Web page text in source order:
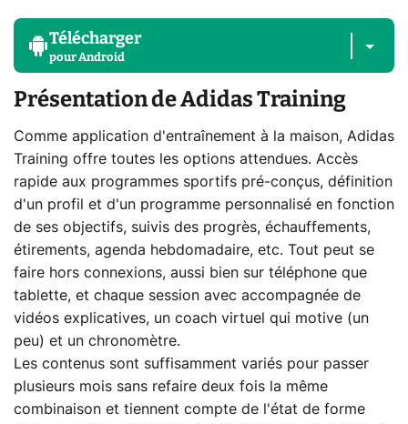
Télécharger
pourAndroid
Présentation de Adidas Training
Comme application d'entraînement à la maison, Adidas
Training offre toutes les options attendues. Accès
rapide aux programmes sportifs pré-conçus, définition
d'un profil et d'un programme personnalisé en fonction
de ses objectifs, suivis des progrès, échauffements,
étirements, agenda hebdomadaire, etc. Tout peut se
faire hors connexions, aussi bien sur téléphone que
tablette, et chaque session avec accompagnée de
vidéos explicatives, un coach virtuel qui motive (un
peu) et un chronomètre.
Les contenus sont suffisamment variés pour passer
plusieurs mois sans refaire deux fois la même
combinaison et tiennent compte de l'état de forme